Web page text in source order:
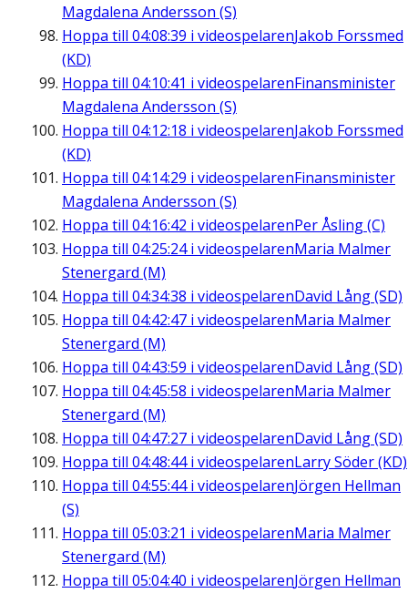
Magdalena Andersson (S)
Hoppa till 04:08:39 i videospelarenJakob Forssmed
(KD)
Hoppa till 04:10:41 i videospelarenFinansminister
Magdalena Andersson (S)
Hoppa till 04:12:18 i videospelarenJakob Forssmed
(KD)
Hoppa till 04:14:29 i videospelarenFinansminister
Magdalena Andersson (S)
Hoppa till 04:16:42 i videospelarenPer Åsling (C)
Hoppa till 04:25:24i videospelarenMaria Malmer
Stenergard (M)
Hoppa till 04:34:38 i videospelarenDavid Lång (SD)
Hoppa till 04:42:47 i videospelarenMaria Malmer
Stenergard (M)
Hoppa till 04:43:59 i videospelarenDavid Lång (SD)
Hoppa till 04:45:58 i videospelarenMaria Malmer
Stenergard (M)
Hoppa till 04:47:27 i videospelarenDavid Lång (SD)
Hoppa till 04:48:44i videospelarenLarry Söder (KD)
Hoppa till 04:55:44i videospelarenJörgen Hellman
(S)
Hoppa till 05:03:21 i videospelarenMaria Malmer
Stenergard (M)
Hoppa till 05:04:40 i videospelarenJörgen Hellman